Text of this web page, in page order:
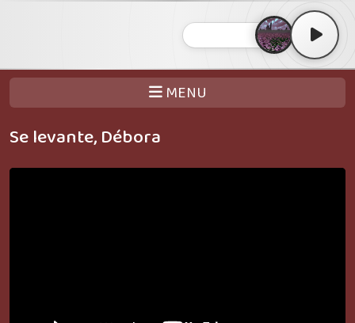
MENU
Se levante, Débora